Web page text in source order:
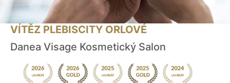
VÍTĚZ PLEBISCITY ORLOVÉ
Danea Visage Kosmetický Salon